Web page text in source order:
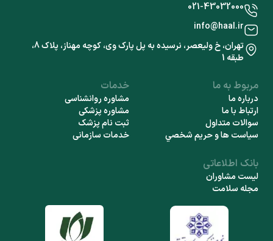
مربوط به ما
درباره ما
ارتباط با ما
سوالات متداول
سياست ها و حريم شخصي
خدمات
مشاوره روانشناسی
مشاوره پزشکی
ثبت نام پزشک
خدمات سازمانی
بانک اطلاعاتی
لیست مشاوران
مجله سلامت
021-43032000
info@haal.ir
تهران، خ ولیعصر، نرسیده به پل پارک وی، کوچه مهناز، پلاک 8،
طبقه 1